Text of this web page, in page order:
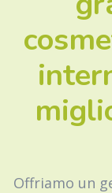
Offriamo un